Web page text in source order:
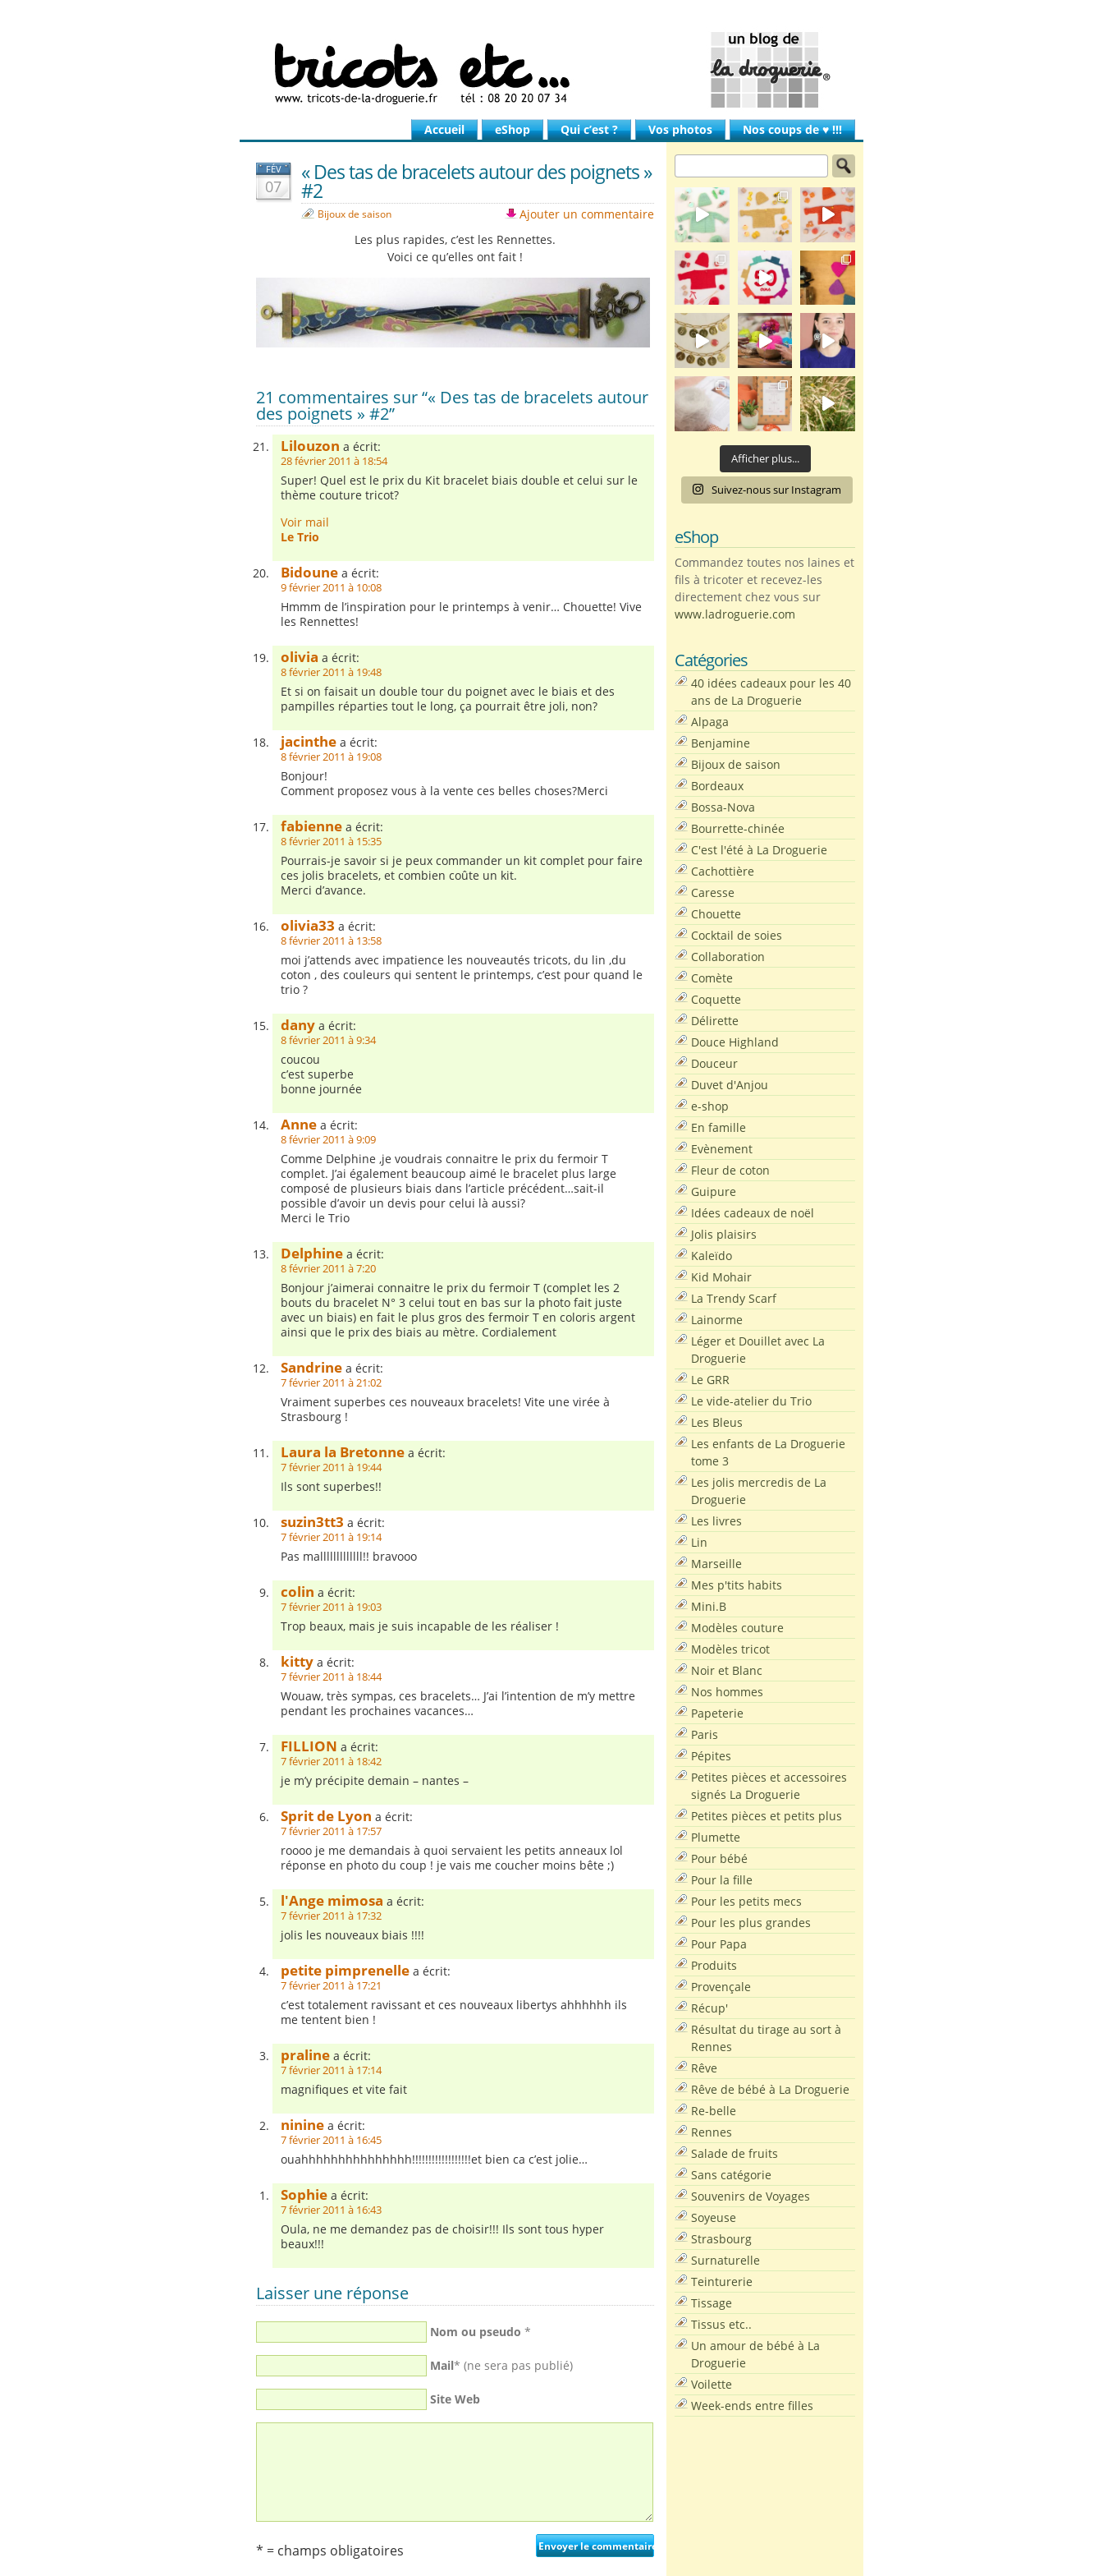
Accueil eShop Qui c’est ? Vos photos Nos coups de ♥ !!!
FÉV
07
« Des tas de bracelets autour des poignets »
#2
Bijoux de saison
Ajouter un commentaire
Les plus rapides, c’est les Rennettes.
Voici ce qu’elles ont fait !
21 commentaires sur “« Des tas de bracelets autour
des poignets » #2”
Lilouzon a écrit:
28 février 2011 à 18:54
Super! Quel est le prix du Kit bracelet biais double et celui sur le
thème couture tricot?
Voir mail
Le Trio
Bidoune a écrit:
9 février 2011 à 10:08
Hmmm de l’inspiration pour le printemps à venir… Chouette! Vive
les Rennettes!
olivia a écrit:
8 février 2011 à 19:48
Et si on faisait un double tour du poignet avec le biais et des
pampilles réparties tout le long, ça pourrait être joli, non?
jacinthe a écrit:
8 février 2011 à 19:08
Bonjour!
Comment proposez vous à la vente ces belles choses?Merci
fabienne a écrit:
8 février 2011 à 15:35
Pourrais-je savoir si je peux commander un kit complet pour faire
ces jolis bracelets, et combien coûte un kit.
Merci d’avance.
olivia33 a écrit:
8 février 2011 à 13:58
moi j’attends avec impatience les nouveautés tricots, du lin ,du
coton , des couleurs qui sentent le printemps, c’est pour quand le
trio ?
dany a écrit:
8 février 2011 à 9:34
coucou
c’est superbe
bonne journée
Anne a écrit:
8 février 2011 à 9:09
Comme Delphine ,je voudrais connaitre le prix du fermoir T
complet. J’ai également beaucoup aimé le bracelet plus large
composé de plusieurs biais dans l’article précédent…sait-il
possible d’avoir un devis pour celui là aussi?
Merci le Trio
Delphine a écrit:
8 février 2011 à 7:20
Bonjour j’aimerai connaitre le prix du fermoir T (complet les 2
bouts du bracelet N° 3 celui tout en bas sur la photo fait juste
avec un biais) en fait le plus gros des fermoir T en coloris argent
ainsi que le prix des biais au mètre. Cordialement
Sandrine a écrit:
7 février 2011 à 21:02
Vraiment superbes ces nouveaux bracelets! Vite une virée à
Strasbourg !
Laura la Bretonne a écrit:
7 février 2011 à 19:44
Ils sont superbes!!
suzin3tt3 a écrit:
7 février 2011 à 19:14
Pas malllllllllllll!! bravooo
colin a écrit:
7 février 2011 à 19:03
Trop beaux, mais je suis incapable de les réaliser !
kitty a écrit:
7 février 2011 à 18:44
Wouaw, très sympas, ces bracelets… J’ai l’intention de m’y mettre
pendant les prochaines vacances…
FILLION a écrit:
7 février 2011 à 18:42
je m’y précipite demain – nantes –
Sprit de Lyon a écrit:
7 février 2011 à 17:57
roooo je me demandais à quoi servaient les petits anneaux lol
réponse en photo du coup ! je vais me coucher moins bête ;)
l'Ange mimosa a écrit:
7 février 2011 à 17:32
jolis les nouveaux biais !!!!
petite pimprenelle a écrit:
7 février 2011 à 17:21
c’est totalement ravissant et ces nouveaux libertys ahhhhhh ils
me tentent bien !
praline a écrit:
7 février 2011 à 17:14
magnifiques et vite fait
ninine a écrit:
7 février 2011 à 16:45
ouahhhhhhhhhhhhhhh!!!!!!!!!!!!!!!!!!et bien ca c’est jolie…
Sophie a écrit:
7 février 2011 à 16:43
Oula, ne me demandez pas de choisir!!! Ils sont tous hyper
beaux!!!
Laisser une réponse
Nom ou pseudo *
Mail* (ne sera pas publié)
Site Web
* = champs obligatoires
Afficher plus...
Suivez-nous sur Instagram
eShop
Commandez toutes nos laines et
fils à tricoter et recevez-les
directement chez vous sur
www.ladroguerie.com
Catégories
40 idées cadeaux pour les 40
ans de La Droguerie
Alpaga
Benjamine
Bijoux de saison
Bordeaux
Bossa-Nova
Bourrette-chinée
C'est l'été à La Droguerie
Cachottière
Caresse
Chouette
Cocktail de soies
Collaboration
Comète
Coquette
Délirette
Douce Highland
Douceur
Duvet d'Anjou
e-shop
En famille
Evènement
Fleur de coton
Guipure
Idées cadeaux de noël
Jolis plaisirs
Kaleïdo
Kid Mohair
La Trendy Scarf
Lainorme
Léger et Douillet avec La
Droguerie
Le GRR
Le vide-atelier du Trio
Les Bleus
Les enfants de La Droguerie
tome 3
Les jolis mercredis de La
Droguerie
Les livres
Lin
Marseille
Mes p'tits habits
Mini.B
Modèles couture
Modèles tricot
Noir et Blanc
Nos hommes
Papeterie
Paris
Pépites
Petites pièces et accessoires
signés La Droguerie
Petites pièces et petits plus
Plumette
Pour bébé
Pour la fille
Pour les petits mecs
Pour les plus grandes
Pour Papa
Produits
Provençale
Récup'
Résultat du tirage au sort à
Rennes
Rêve
Rêve de bébé à La Droguerie
Re-belle
Rennes
Salade de fruits
Sans catégorie
Souvenirs de Voyages
Soyeuse
Strasbourg
Surnaturelle
Teinturerie
Tissage
Tissus etc..
Un amour de bébé à La
Droguerie
Voilette
Week-ends entre filles